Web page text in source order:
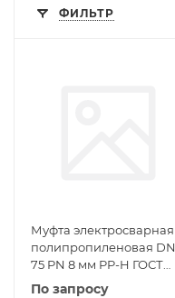
ФИЛЬТР
Муфта электросварная
полипропиленовая DN
75 PN 8 мм PP-H ГОСТ
32415-2013
По запросу